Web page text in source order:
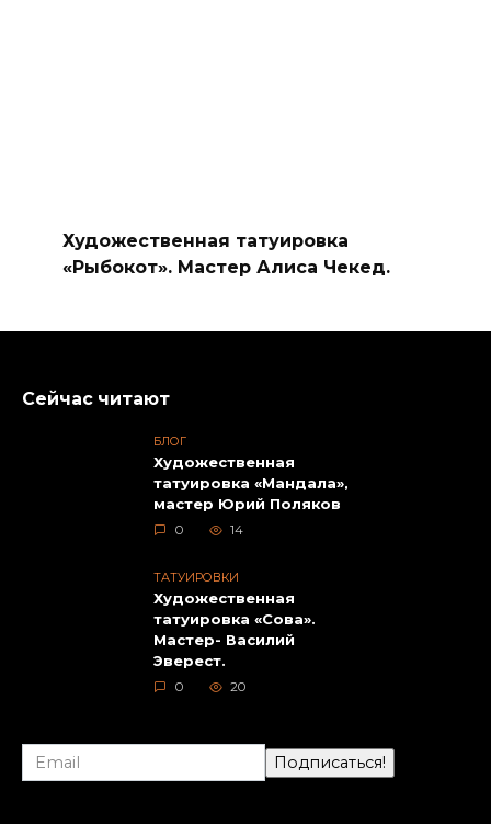
Художественная татуировка
«Рыбокот». Мастер Алиса Чекед.
Сейчас читают
БЛОГ
Художественная
татуировка «Мандала»,
мастер Юрий Поляков
0 14
ТАТУИРОВКИ
Художественная
татуировка «Сова».
Мастер- Василий
Эверест.
0 20